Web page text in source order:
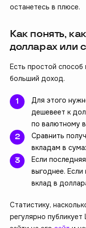
останетесь в плюсе.
Как понять,
долларах или
Есть простой способ
больший доход.
Для этого
дешевеет к
по валютному
Сравнить
вкладам в
Если
выгоднее.
вклад в
Статистику,
регулярно